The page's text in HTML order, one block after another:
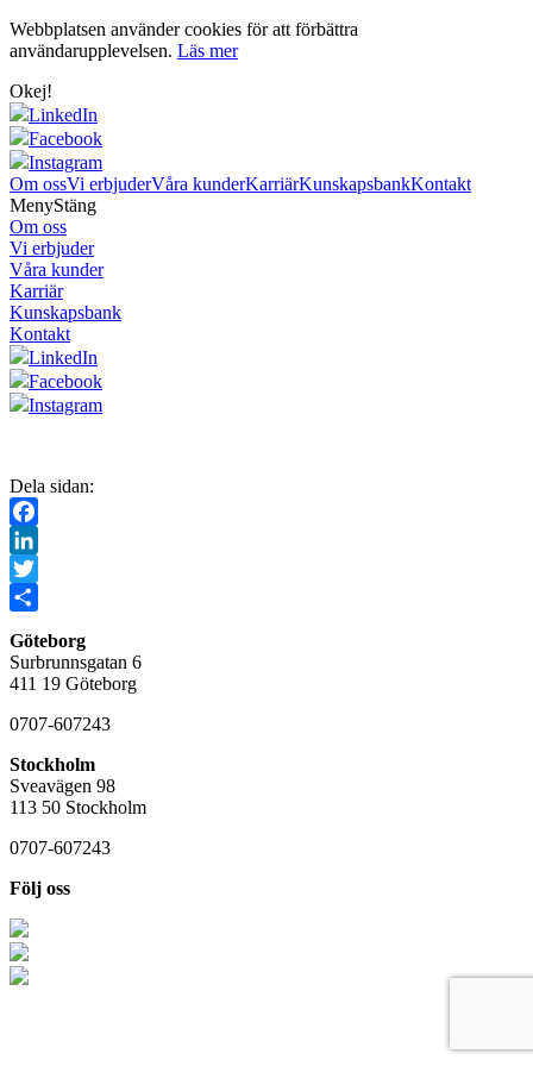
Webbplatsen använder cookies för att förbättra
användarupplevelsen. Läs mer
Okej!
LinkedIn
Facebook
Instagram
Om ossVi erbjuderVåra kunderKarriärKunskapsbankKontakt
MenyStäng
Om oss
Vi erbjuder
Våra kunder
Karriär
Kunskapsbank
Kontakt
LinkedIn
Facebook
Instagram
Dela sidan:
Facebook
LinkedIn
Twitter
Göteborg
Surbrunnsgatan 6
411 19 Göteborg
0707-607243
Stockholm
Sveavägen 98
113 50 Stockholm
0707-607243
Följ oss